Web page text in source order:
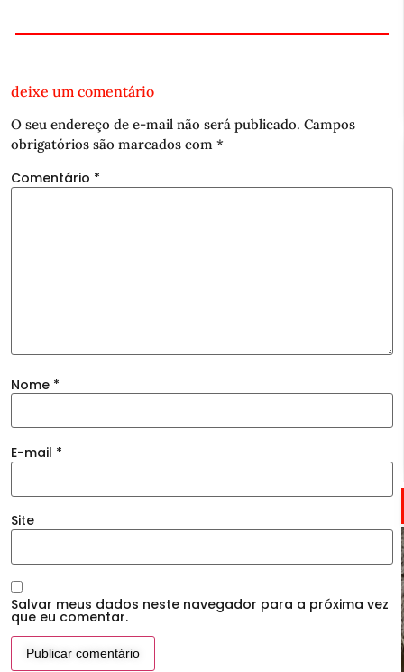
deixe um comentário
O seu endereço de e-mail não será publicado. Campos
obrigatórios são marcados com *
Comentário *
Nome *
E-mail *
Site
Salvar meus dados neste navegador para a próxima vez
que eu comentar.